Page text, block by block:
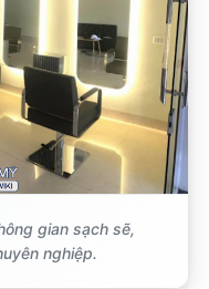
gian sạch sẽ,
nghiệp.